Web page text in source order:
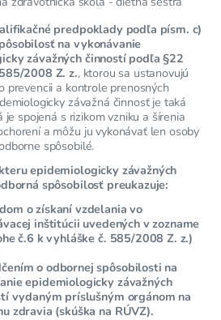
predpoklady podľa písm. c)
na vykonávanie
závažných činností podľa §22
2008 Z. z., ktorou sa ustanovujú
prevencii a kontrole prenosných
závažná činnosť je taká
je spojená s rizikom vzniku a šírenia
a môžu ju vykonávať len osoby
spôsobilé.
epidemiologicky závažných
spôsobilosť preukazuje:
o získaní vzdelania vo
inštitúcii uvedených v zozname
č.6 k vyhláške č. 585/2008 Z. z.)
o odbornej spôsobilosti na
epidemiologicky závažných
vydaným príslušným orgánom na
zdravia (skúška na RÚVZ).